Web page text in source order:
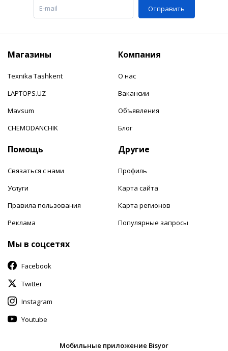
Отправить
Магазины
Texnika Tashkent
LAPTOPS.UZ
Mavsum
CHEMODANCHIK
Компания
О нас
Вакансии
Объявления
Блог
Помощь
Связаться с нами
Услуги
Правила пользования
Реклама
Другие
Профиль
Карта сайта
Карта регионов
Популярные запросы
Мы в соцсетях
Facebook
Twitter
Instagram
Youtube
Мобильные приложение Bisyor